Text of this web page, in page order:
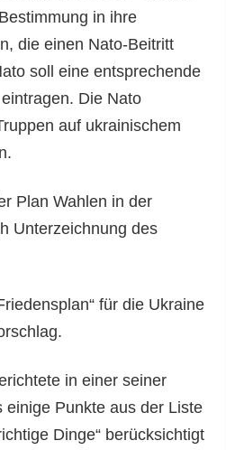
in ihre
die einen Nato-Beitritt
soll eine entsprechende
Die Nato
auf ukrainischem
Plan Wahlen in der
Unterzeichnung des
für die Ukraine
in einer seiner
einige Punkte aus der Liste
Dinge“ berücksichtigt